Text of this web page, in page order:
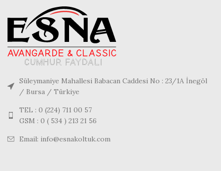
Süleymaniye Mahallesi Babacan Caddesi No : 23/1A İnegöl
/ Bursa / Türkiye
TEL : 0 (224) 711 00 57
GSM : 0 ( 534 ) 213 21 56
Email: info@esnakoltuk.com